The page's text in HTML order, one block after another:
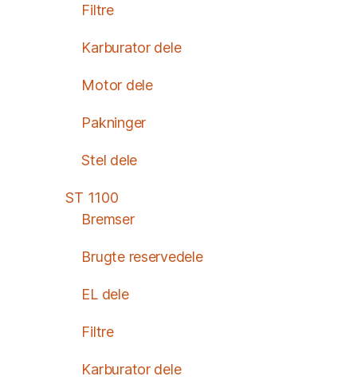
Filtre
Karburator dele
Motor dele
Pakninger
Stel dele
ST 1100
Bremser
Brugte reservedele
EL dele
Filtre
Karburator dele